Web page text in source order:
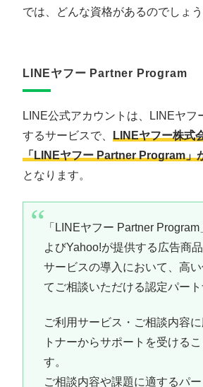
では、どんな資格があるのでしょう
LINEヤフー Partner Program
LINE公式アカウントは、LINEヤフ
するサービスで、 LINEヤフー株式
「LINEヤフー Partner Program」
となります。
「LINEヤフー Partner
よびYahoo!が提供する広告商
サービスの導入において、高
てご相談いただける認定パート
ご利用サービス・ご相談内容
トナーからサポートを受ける
す。
ご相談内容や課題に適するパ